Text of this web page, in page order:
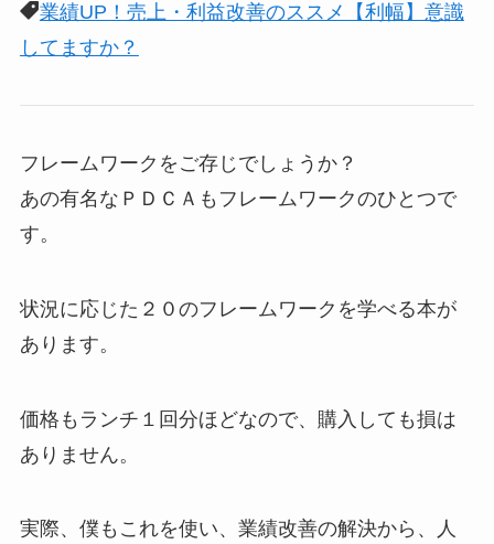
業績UP！売上・利益改善のススメ【利幅】意識
してますか？
フレームワークをご存じでしょうか？
あの有名なＰＤＣＡもフレームワークのひとつで
す。
状況に応じた２０のフレームワークを学べる本が
あります。
価格もランチ１回分ほどなので、購入しても損は
ありません。
実際、僕もこれを使い、業績改善の解決から、人